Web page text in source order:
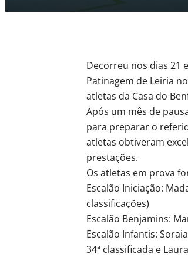
Decorreu nos dias 21
Patinagem de Leiria
atletas da Casa do
Após um mês de
para preparar o
atletas obtiveram
prestações.
Os atletas em prova
Escalão Iniciação:
classificações)
Escalão Benjamins:
Escalão Infantis:
34ª classificada e